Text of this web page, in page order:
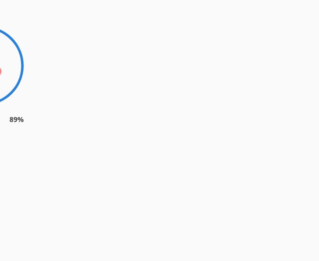
94%